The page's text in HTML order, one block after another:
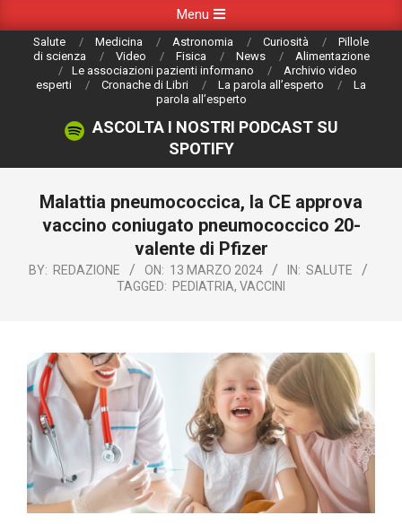
Navigation
Menu
Salute Medicina Astronomia Curiosità
Pillole
di scienza
Video Fisica News
Alimentazione
Le associazioni pazienti informano
Archivio video
esperti
Cronache di Libri La parola all’esperto
La
parola all’esperto
ASCOLTA I NOSTRI PODCAST SU
SPOTIFY
Malattia pneumococcica, la CE approva
vaccino coniugato pneumococcico 20-
valente di Pfizer
BY: REDAZIONE ON: 13 MARZO 2024 IN: SALUTE
TAGGED: PEDIATRIA, VACCINI